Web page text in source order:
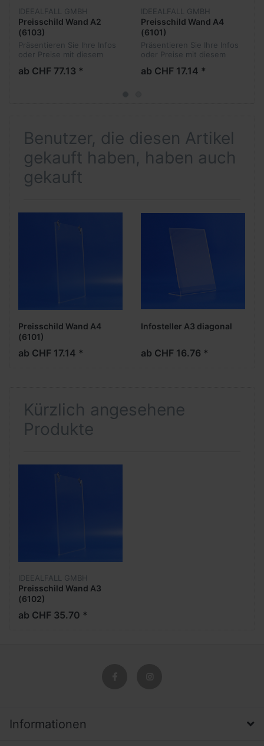
IDEEALFALL GMBH
Preisschild Wand A2
(6103)
Präsentieren Sie Ihre Infos
oder Preise mit diesem
stilvoll.
ab CHF 77.13 *
IDEEALFALL GMBH
Preisschild Wand A4
(6101)
Präsentieren Sie Ihre Infos
oder Preise mit diesem
stilvoll.
ab CHF 17.14 *
Benutzer, die diesen Artikel
gekauft haben, haben auch
gekauft
Preisschild Wand A4
(6101)
ab CHF 17.14 *
Infosteller A3 diagonal
ab CHF 16.76 *
Kürzlich angesehene
Produkte
IDEEALFALL GMBH
Preisschild Wand A3
(6102)
ab CHF 35.70 *
Informationen